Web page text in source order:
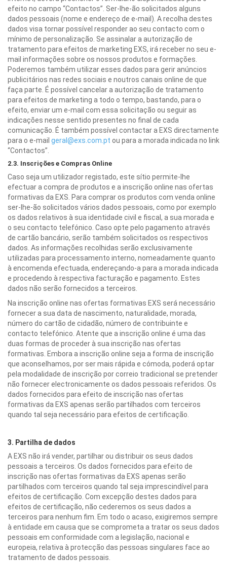
efeito no campo “Contactos”. Ser-lhe-ão solicitados alguns
dados pessoais (nome e endereço de e-mail). A recolha destes
dados visa tornar possível responder ao seu contacto com o
mínimo de personalização. Se assinalar a autorização de
tratamento para efeitos de marketing EXS, irá receber no seu e-
mail informações sobre os nossos produtos e formações.
Poderemos também utilizar esses dados para gerir anúncios
publicitários nas redes sociais e noutros canais online de que
faça parte. É possível cancelar a autorização de tratamento
para efeitos de marketing a todo o tempo, bastando, para o
efeito, enviar um e-mail com essa solicitação ou seguir as
indicações nesse sentido presentes no final de cada
comunicação. É também possível contactar a EXS directamente
para o e-mail geral@exs.com.pt ou para a morada indicada no link
“Contactos”.
2.3. Inscrições e Compras Online
Caso seja um utilizador registado, este sítio permite-lhe
efectuar a compra de produtos e a inscrição online nas ofertas
formativas da EXS. Para comprar os produtos com venda online
ser-lhe-ão solicitados vários dados pessoais, como por exemplo
os dados relativos à sua identidade civil e fiscal, a sua morada e
o seu contacto telefónico. Caso opte pelo pagamento através
de cartão bancário, serão também solicitados os respectivos
dados. As informações recolhidas serão exclusivamente
utilizadas para processamento interno, nomeadamente quanto
à encomenda efectuada, endereçando-a para a morada indicada
e procedendo à respectiva facturação e pagamento. Estes
dados não serão fornecidos a terceiros.
Na inscrição online nas ofertas formativas EXS será necessário
fornecer a sua data de nascimento, naturalidade, morada,
número do cartão de cidadão, número de contribuinte e
contacto telefónico. Atente que a inscrição online é uma das
duas formas de proceder à sua inscrição nas ofertas
formativas. Embora a inscrição online seja a forma de inscrição
que aconselhamos, por ser mais rápida e cómoda, poderá optar
pela modalidade de inscrição por correio tradicional se pretender
não fornecer electronicamente os dados pessoais referidos. Os
dados fornecidos para efeito de inscrição nas ofertas
formativas da EXS apenas serão partilhados com terceiros
quando tal seja necessário para efeitos de certificação.
3. Partilha de dados
A EXS não irá vender, partilhar ou distribuir os seus dados
pessoais a terceiros. Os dados fornecidos para efeito de
inscrição nas ofertas formativas da EXS apenas serão
partilhados com terceiros quando tal seja imprescindível para
efeitos de certificação. Com excepção destes dados para
efeitos de certificação, não cederemos os seus dados a
terceiros para nenhum fim. Em todo o acaso, exigiremos sempre
à entidade em causa que se comprometa a tratar os seus dados
pessoais em conformidade com a legislação, nacional e
europeia, relativa à protecção das pessoas singulares face ao
tratamento de dados pessoais.